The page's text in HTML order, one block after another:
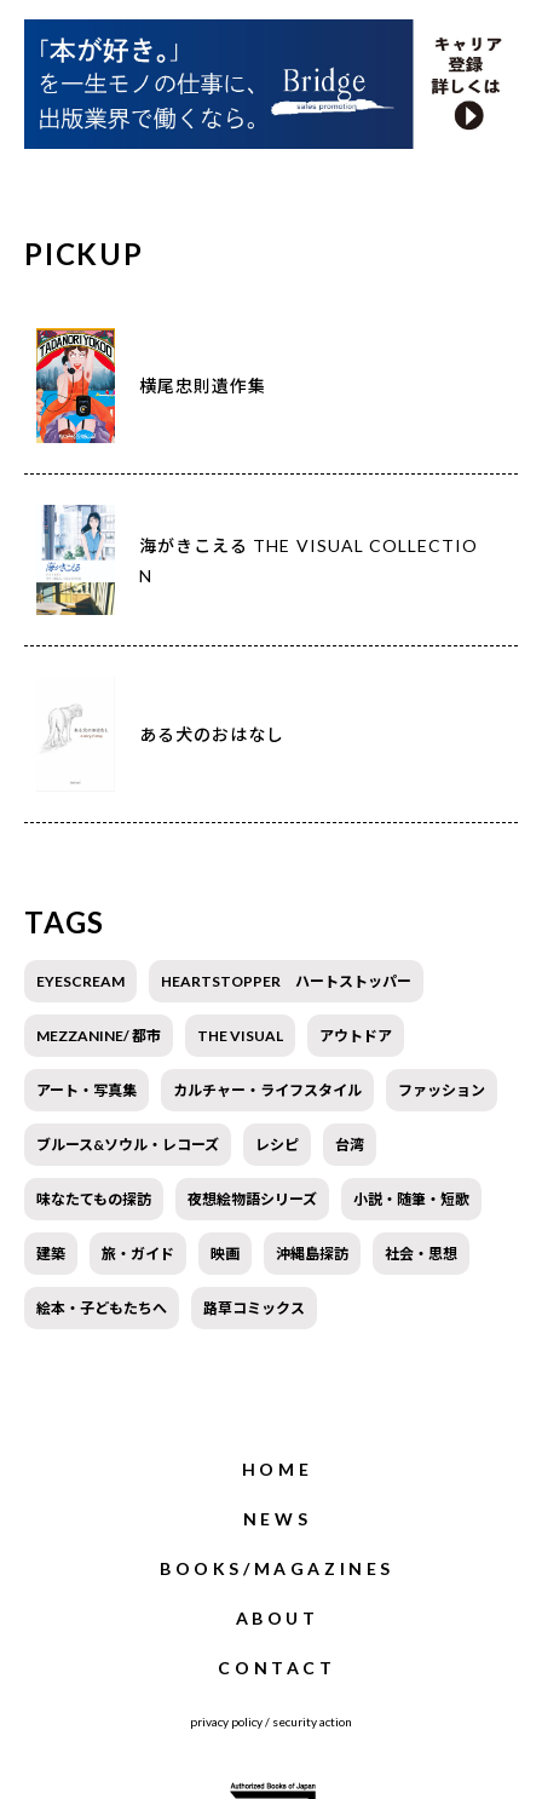
PICKUP
横尾忠則遺作集
海がきこえる THE VISUAL COLLECTIO
N
ある犬のおはなし
TAGS
EYESCREAM HEARTSTOPPER ハートストッパー
MEZZANINE/ 都市 THE VISUAL アウトドア
アート・写真集 カルチャー・ライフスタイル ファッション
ブルース&ソウル・レコーズ レシピ 台湾
味なたてもの探訪 夜想絵物語シリーズ 小説・随筆・短歌
建築 旅・ガイド 映画 沖縄島探訪 社会・思想
絵本・子どもたちへ 路草コミックス
HOME
NEWS
BOOKS/MAGAZINES
ABOUT
CONTACT
privacy policy/ security action